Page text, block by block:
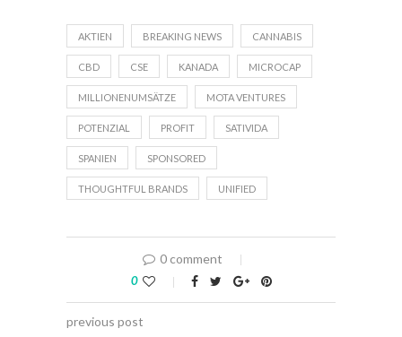
AKTIEN BREAKING NEWS CANNABIS
CBD CSE KANADA MICROCAP
MILLIONENUMSÄTZE MOTA VENTURES
POTENZIAL PROFIT SATIVIDA
SPANIEN SPONSORED
THOUGHTFUL BRANDS UNIFIED
0 comment
0
previous post